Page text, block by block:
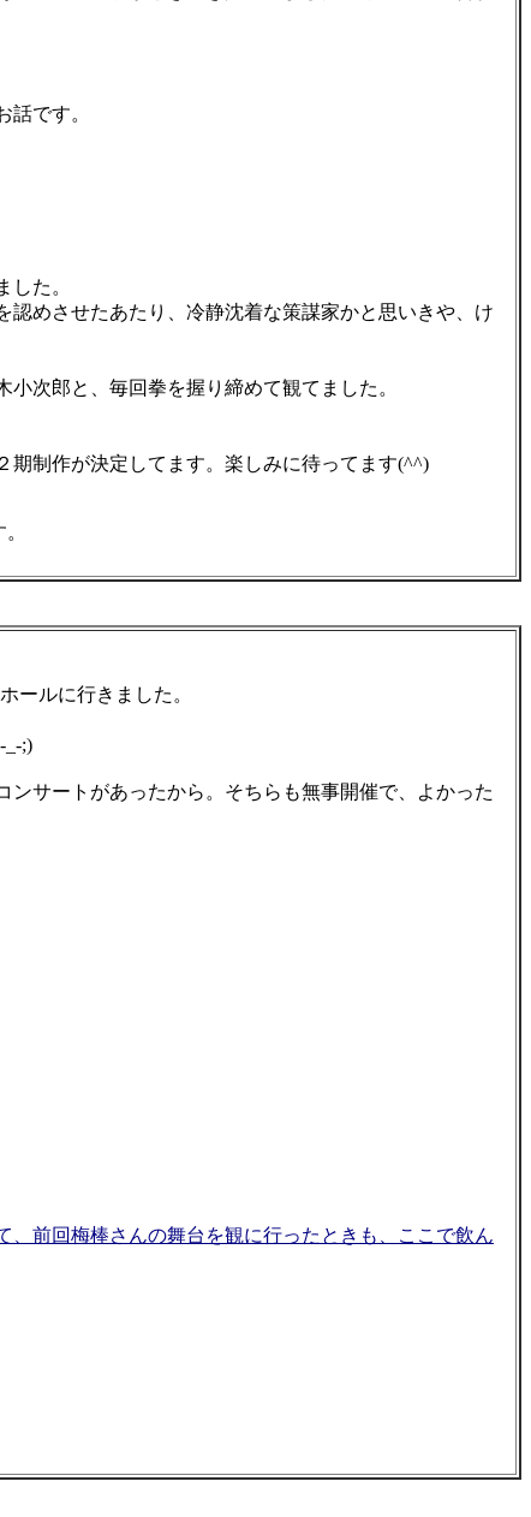
です。
た。
めさせたあたり、冷静沈着な策謀家かと思いきや、け
次郎と、毎回拳を握り締めて観てました。
制作が決定してます。楽しみに待ってます(^^)
ールに行きました。
;)
サートがあったから。そちらも無事開催で、よかった
、前回梅棒さんの舞台を観に行ったときも、ここで飲ん